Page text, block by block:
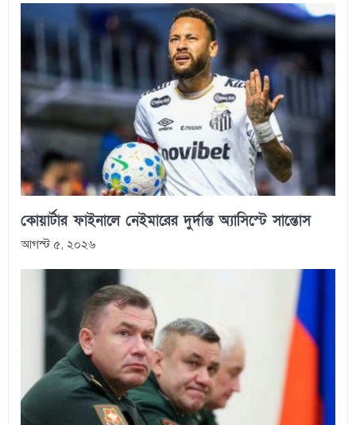
কোয়ার্টার ফাইনালে নেইমারের দুর্দান্ত অ্যাসিস্টে সান্তোস
আগস্ট ৫, ২০২৬